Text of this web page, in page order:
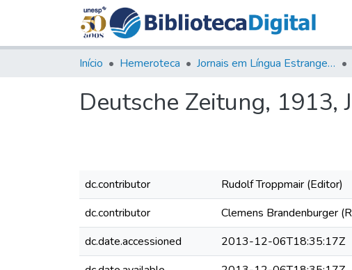
Início Hemeroteca Jornais em Língua Estrangeira
Deutsche Zeitung, 1913,
dc.contributor Rudolf Troppmair (Editor)
dc.contributor
Clemens Brandenburger
dc.date.accessioned
2013-12-06T18:35:17Z